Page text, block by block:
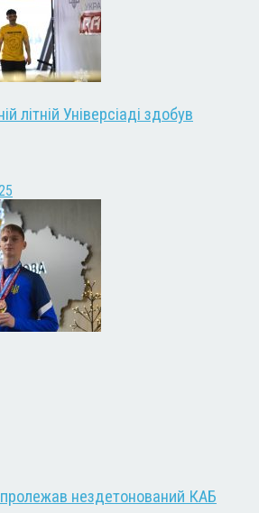
літній Універсіаді здобув
нездетонований КАБ